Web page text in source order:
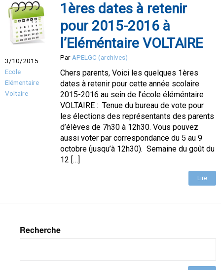
3/10/2015
Ecole
Elémentaire
Voltaire
1ères dates à retenir
pour 2015-2016 à
l’Eléméntaire VOLTAIRE
Par APELGC (archives)
Chers parents, Voici les quelques 1ères
dates à retenir pour cette année scolaire
2015-2016 au sein de l’école éléméntaire
VOLTAIRE : Tenue du bureau de vote pour
les élections des représentants des parents
d’élèves de 7h30 à 12h30. Vous pouvez
aussi voter par correspondance du 5 au 9
octobre (jusqu’à 12h30). Semaine du goût du
12 […]
Lire
Recherche